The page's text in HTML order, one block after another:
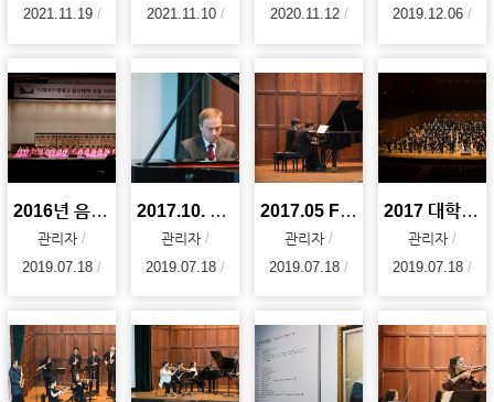
2021.11.19
2021.11.10
2020.11.12
2019.12.06
2016년 음악대학 90주년 기녕 대음악회 사진 자료
관리자
2019.07.18
2017.10. Faculty Noon Concert
관리자
2019.07.18
2017.05 Faculty Noon Concert
관리자
2019.07.18
2017 대학오케스트라 축제
관리자
2019.07.18